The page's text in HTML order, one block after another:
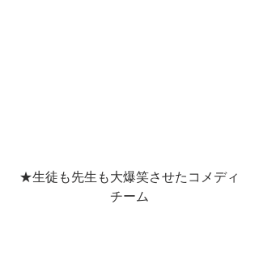
★生徒も先生も大爆笑させたコメディ
チーム